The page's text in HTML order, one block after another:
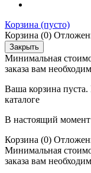
Корзина (пусто)
Корзина (0)
Закрыть
Минимальная
заказа вам
Ваша корзина
каталоге
В настоящий момент
Корзина (0)
Минимальная
заказа вам